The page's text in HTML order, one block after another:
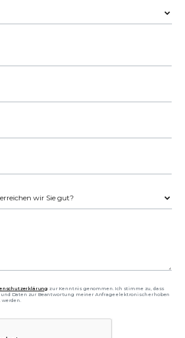
zur Kenntnis genommen. Ich stimme zu, dass
Daten zur Beantwortung meiner Anfrage elektronisch erhoben